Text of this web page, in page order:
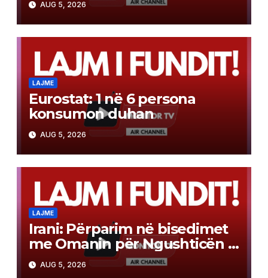
AUG 5, 2026
LAJME
Eurostat: 1 në 6 persona
konsumon duhan
AUG 5, 2026
LAJME
Irani: Përparim në bisedimet
me Omanin për Ngushticën e
Hormuzit
AUG 5, 2026